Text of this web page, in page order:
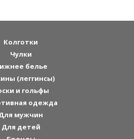
Колготки
Чулки
белье
(леггинсы)
и гольфы
одежда
мужчин
Для детей